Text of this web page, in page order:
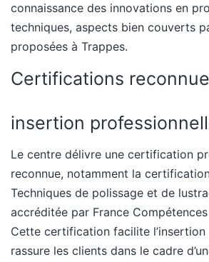
connaissance des innovations en
techniques, aspects bien couverts
proposées à Trappes.
Certifications
insertion
Le centre délivre une certification
reconnue, notamment la
Techniques de polissage et de
accréditée par France
Cette certification facilite
rassure les clients dans le cadre